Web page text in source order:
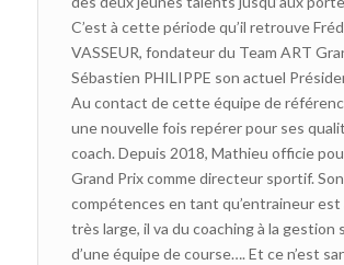
C’est à cette période qu’il retrouve
VASSEUR, fondateur du Team ART
Sébastien PHILIPPE son actuel
Au contact de cette équipe de
une nouvelle fois repérer pour ses
coach. Depuis 2018, Mathieu officie
Grand Prix comme directeur sportif.
compétences en tant qu’entraineur est
très large, il va du coaching à la gestion
d’une équipe de course…. Et ce n’est